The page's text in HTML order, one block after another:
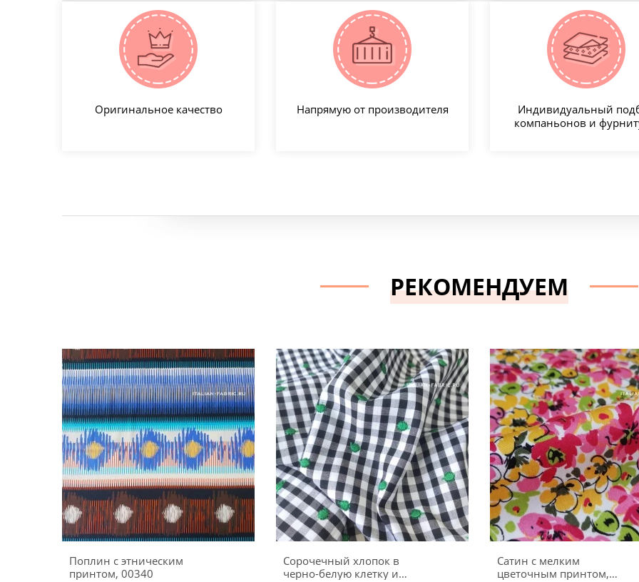
Оригинальное качество Напрямую от производителя
Индивидуальный
компаньонов и
РЕКОМЕНДУЕМ
Поплин с этническим
принтом, 00340
Сорочечный хлопок в
черно-белую клетку и
Сатин с мелким
цветочным принтом,